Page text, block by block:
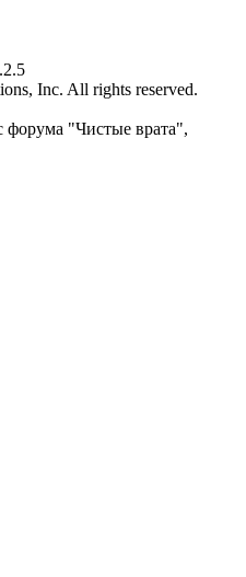
Inc. All rights reserved.
форума "Чистые врата",